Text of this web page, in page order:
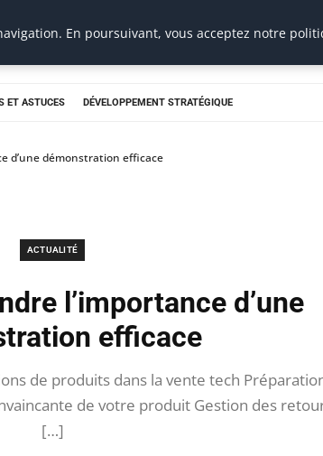
ET ASTUCES DÉVELOPPEMENT STRATÉGIQUE
d’une démonstration efficace
ACTUALITÉ
l’importance d’une
efficace
de produits dans la vente tech
de votre produit Gestion des
[…]
En poursuivant, vous acceptez notre